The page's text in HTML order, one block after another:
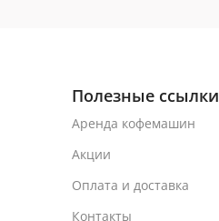
Полезные ссылки
Аренда кофемашин
Акции
Оплата и доставка
Контакты